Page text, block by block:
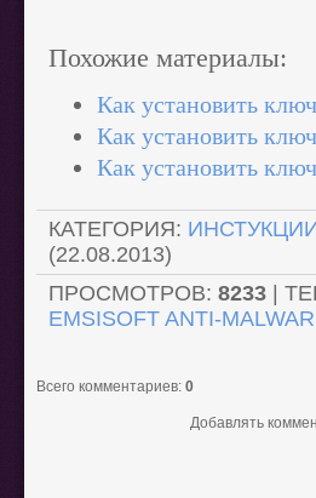
Похожие материалы:
Как установить
Как установить
Как установить
КАТЕГОРИЯ:
(22.08.2013)
ПРОСМОТРОВ: 8233
EMSISOFT ANTI-
Всего комментариев: 0
Добавлять